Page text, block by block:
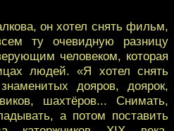
он хотел снять фильм,
ту очевидную разницу
человеком, которая
людей. «Я хотел снять
дояров, доярок,
шахтёров... Снимать,
а потом поставить